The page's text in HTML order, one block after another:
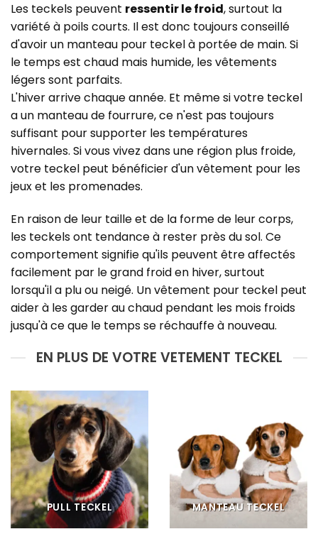
Les teckels peuvent ressentir le froid, surtout la
variété à poils courts. Il est donc toujours conseillé
d'avoir un manteau pour teckel à portée de main. Si
le temps est chaud mais humide, les vêtements
légers sont parfaits.
L'hiver arrive chaque année. Et même si votre teckel
a un manteau de fourrure, ce n'est pas toujours
suffisant pour supporter les températures
hivernales. Si vous vivez dans une région plus froide,
votre teckel peut bénéficier d'un vêtement pour les
jeux et les promenades.
En raison de leur taille et de la forme de leur corps,
les teckels ont tendance à rester près du sol. Ce
comportement signifie qu'ils peuvent être affectés
facilement par le grand froid en hiver, surtout
lorsqu'il a plu ou neigé. Un vêtement pour teckel peut
aider à les garder au chaud pendant les mois froids
jusqu'à ce que le temps se réchauffe à nouveau.
EN PLUS DE VOTRE VETEMENT TECKEL
PULL TECKEL MANTEAU TECKEL